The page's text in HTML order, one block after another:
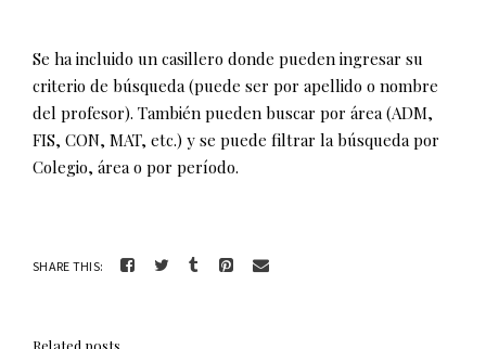
Se ha incluido un casillero donde pueden ingresar su
criterio de búsqueda (puede ser por apellido o nombre
del profesor). También pueden buscar por área (ADM,
FIS, CON, MAT, etc.) y se puede filtrar la búsqueda por
Colegio, área o por período.
SHARE THIS:
Related posts